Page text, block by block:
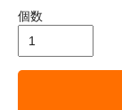
個数